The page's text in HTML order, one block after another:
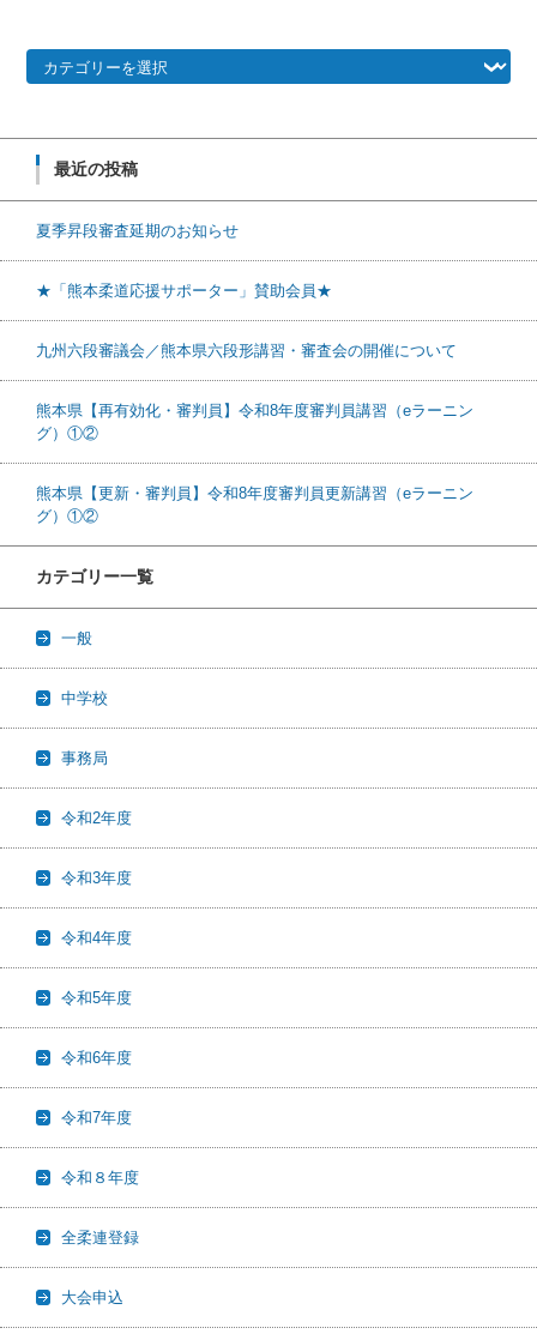
最近の投稿
夏季昇段審査延期のお知らせ
★「熊本柔道応援サポーター」賛助会員★
九州六段審議会／熊本県六段形講習・審査会の開催について
熊本県【再有効化・審判員】令和8年度審判員講習（eラーニン
グ）①②
熊本県【更新・審判員】令和8年度審判員更新講習（eラーニン
グ）①②
カテゴリー一覧
一般
中学校
事務局
令和2年度
令和3年度
令和4年度
令和5年度
令和6年度
令和7年度
令和８年度
全柔連登録
大会申込